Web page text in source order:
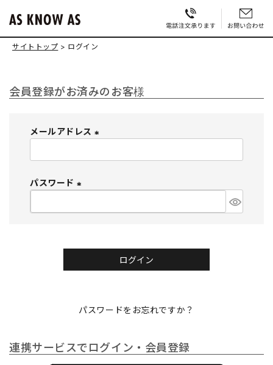
サイトトップ ログイン
会員登録がお済みのお客様
メールアドレス
必
)
パスワード
必
ログイン
パスワードをお忘れですか？
連携サービスでログイン・会員登録